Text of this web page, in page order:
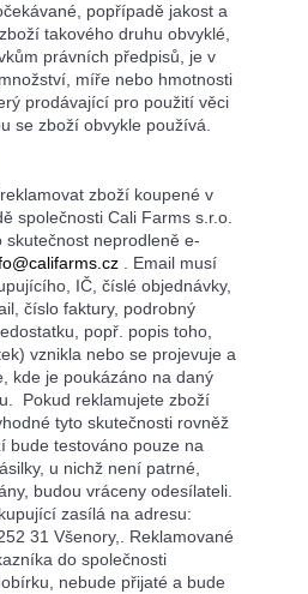
popřípadě jakost a
takového druhu obvyklé,
právních předpisů, je v
míře nebo hmotnosti
prodávající pro použití věci
se zboží obvykle používá.
zboží koupené v
společnosti Cali Farms s.r.o.
skutečnost neprodleně e-
. Email musí
IČ, číslé objednávky,
číslo faktury, podrobný
popř. popis toho,
vznikla nebo se projevuje a
kde je poukázáno na daný
Pokud reklamujete zboží
tyto skutečnosti rovněž
bude testováno pouze na
u nichž není patrné,
budou vráceny odesílateli.
zasílá na adresu:
31 Všenory,. Reklamované
do společnosti
nebude přijaté a bude